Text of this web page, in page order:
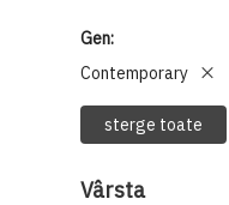
Gen
Contemporary
sterge toate
Vârsta